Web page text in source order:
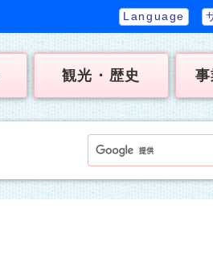
Language
観光・歴史